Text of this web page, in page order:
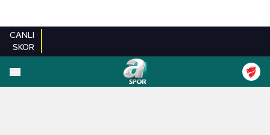
CANLI
SKOR